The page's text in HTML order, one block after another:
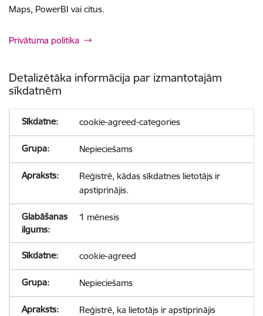
Maps, PowerBI vai citus.
Privātuma politika
Detalizētāka informācija par izmantotajām
sīkdatnēm
cookie-agreed-categories
Nepieciešams
Reģistrē, kādas sīkdatnes lietotājs ir
apstiprinājis.
1 mēnesis
cookie-agreed
Nepieciešams
Reģistrē, ka lietotājs ir apstiprinājis